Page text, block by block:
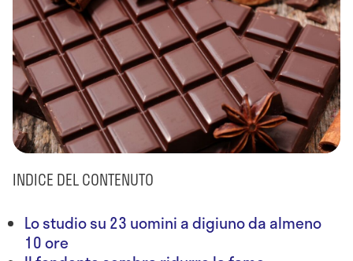
INDICE DEL CONTENUTO
Lo studio su 23 uomini a digiuno da almeno
10 ore